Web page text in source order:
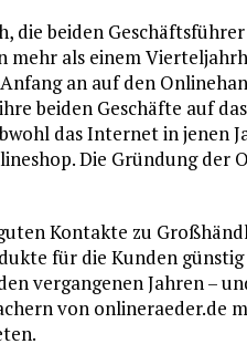
die beiden
mehr als einem
an auf den
beiden Geschäfte auf
das Internet in jenen
Die Gründung der
Kontakte zu
für die Kunden günstig
vergangenen Jahren –
von onlineraeder.de